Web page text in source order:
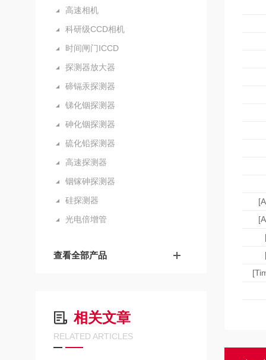
高速相机
科研级CCD相机
时间闸门ICCD
探测器放大器
碲镉汞探测器
锑化铟探测器
砷化铟探测器
硫化铅探测器
高速探测器
铟镓砷探测器
硅探测器
光电倍增管
查看全部产品
相关文章
RELATED ARTICLES